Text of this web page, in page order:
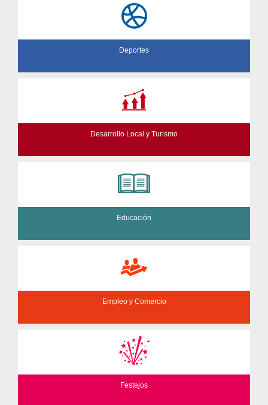
Deportes
Desarrollo Local y Turismo
Educación
Empleo y Comercio
Festejos